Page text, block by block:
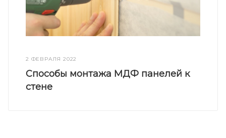
2 ФЕВРАЛЯ 2022
Способы монтажа МДФ панелей к
стене